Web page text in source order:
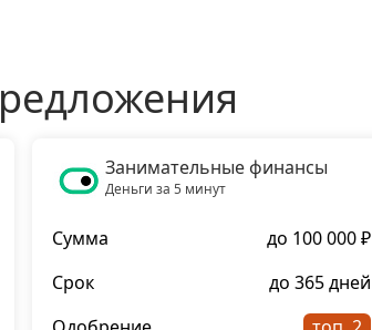
Занимательные финансы
Деньги за 5 минут
Сумма
до 100 000 ₽
Срок
до 365 дней